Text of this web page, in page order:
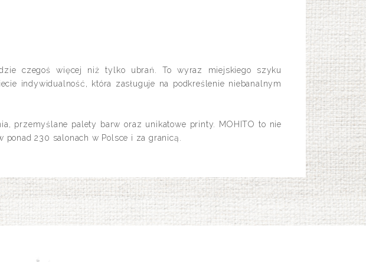
czegoś więcej niż tylko ubrań. To wyraz miejskiego szyku
indywidualność, która zasługuje na podkreślenie niebanalnym
przemyślane palety barw oraz unikatowe printy. MOHITO to nie
230 salonach w Polsce i za granicą.